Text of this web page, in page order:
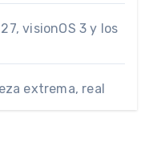
visionOS 3 y los
extrema, real